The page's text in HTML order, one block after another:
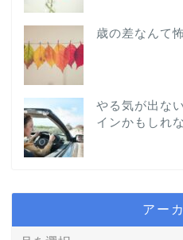
歳の差なんて
やる気が出な
インかもしれ
アー